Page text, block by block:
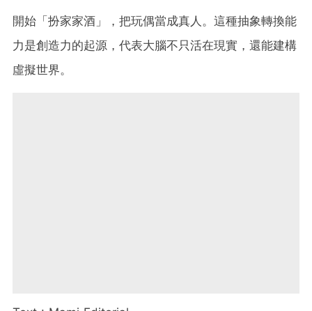
開始「扮家家酒」，把玩偶當成真人。這種抽象轉換能
力是創造力的起源，代表大腦不只活在現實，還能建構
虛擬世界。